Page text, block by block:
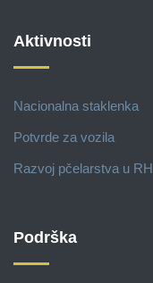
Aktivnosti
Nacionalna staklenka
Potvrde za vozila
Razvoj pčelarstva u RH
Podrška